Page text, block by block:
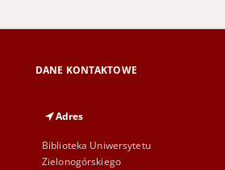
DANE KONTAKTOWE
Adres
Biblioteka Uniwersytetu
Zielonogórskiego